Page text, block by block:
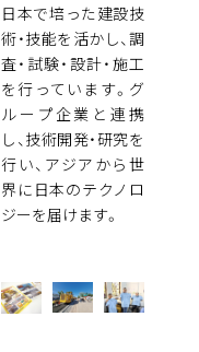
日本で培った建設技
術・技能を活かし、調
査・試験・設計・施工
を行っています。グ
ループ企業と連携
し、技術開発・研究を
行い、アジアから世
界に日本のテクノロ
ジーを届けます。